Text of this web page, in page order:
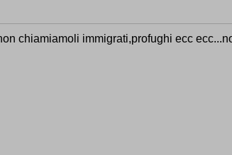
chiamiamoli immigrati,profughi ecc